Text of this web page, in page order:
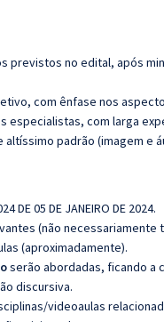
previstos no edital, após
com ênfase nos
especialistas, com larga
padrão (imagem e
DE 05 DE JANEIRO DE 2024.
(não
(aproximadamente).
serão abordadas, ficando a
discursiva.
videoaulas